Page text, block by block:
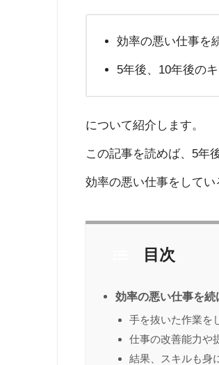
効率の悪い仕事を
5年後、10年後の
について紹介します。
この記事を読めば、5年
効率の悪い仕事をしてい
目次
効率の悪い仕事を続
手を抜いた作業を
仕事の改善能力や
結果、スキルも身